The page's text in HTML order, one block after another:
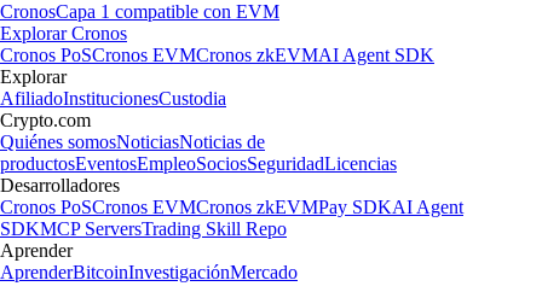
CronosCapa 1 compatible con EVM
Explorar Cronos
Cronos PoSCronos EVMCronos zkEVMAI Agent SDK
Explorar
AfiliadoInstitucionesCustodia
Crypto.com
Quiénes somosNoticiasNoticias de
productosEventosEmpleoSociosSeguridadLicencias
Desarrolladores
Cronos PoSCronos EVMCronos zkEVMPay SDKAI Agent
SDKMCP ServersTrading Skill Repo
Aprender
AprenderBitcoinInvestigaciónMercado